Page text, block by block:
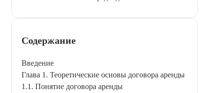
Содержание
Введение
Глава 1. Теоретические основы договора аренды
1.1. Понятие договора аренды